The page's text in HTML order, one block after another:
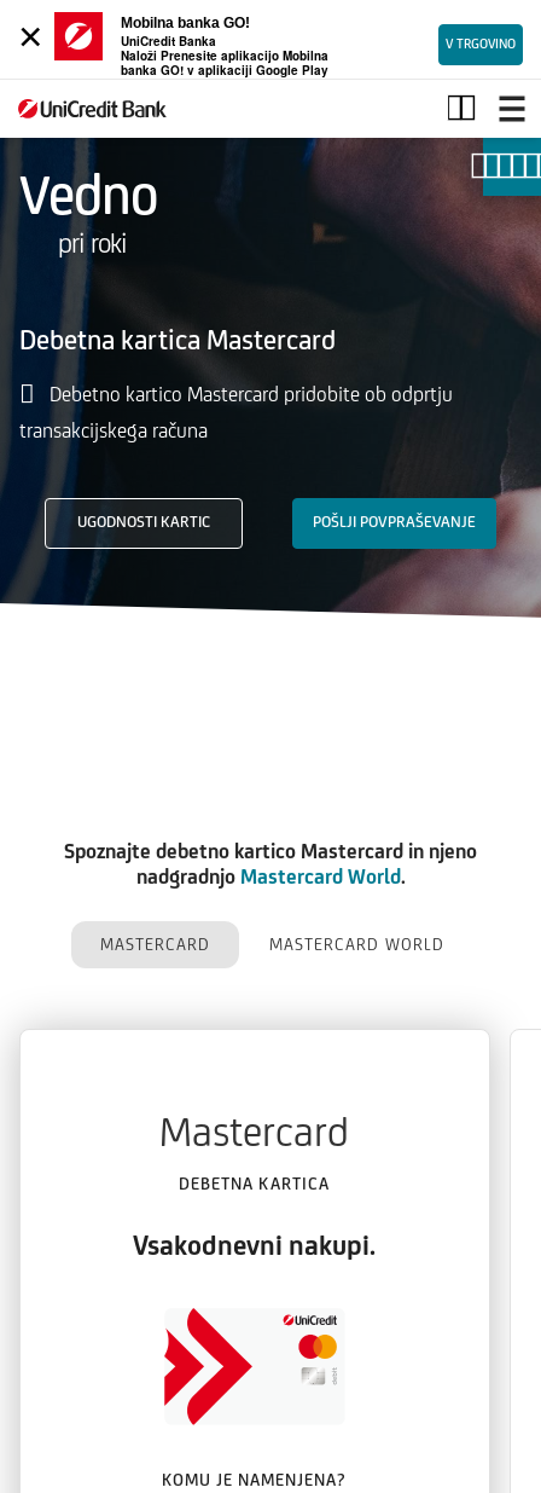
×
Mobilna banka GO!
UniCredit Banka
Naloži Prenesite aplikacijo Mobilna
banka GO! v aplikaciji Google Play
V TRGOVINO
Debetna
kartica
Mastercard
Vedno
pri roki
Debetna kartica Mastercard
Debetno kartico Mastercard pridobite ob odprtju
transakcijskega računa
UGODNOSTI KARTIC POŠLJI POVPRAŠEVANJE
Spoznajte debetno kartico Mastercard in njeno
nadgradnjo Mastercard World.
MASTERCARD MASTERCARD WORLD
Mastercard
DEBETNA KARTICA
Vsakodnevni nakupi.
KOMU JE NAMENJENA?